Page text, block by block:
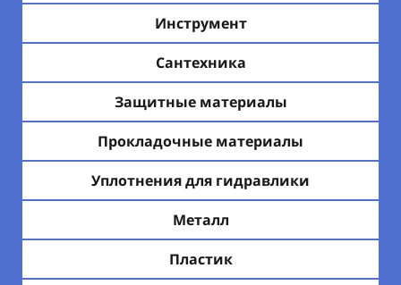
Инструмент
Сантехника
Защитные материалы
Прокладочные материалы
Уплотнения для гидравлики
Металл
Пластик